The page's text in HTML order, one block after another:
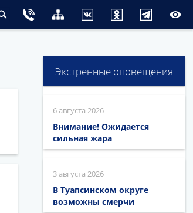
Экстренные оповещения
6 августа 2026
Внимание! Ожидается
сильная жара
3 августа 2026
В Туапсинском округе
возможны смерчи